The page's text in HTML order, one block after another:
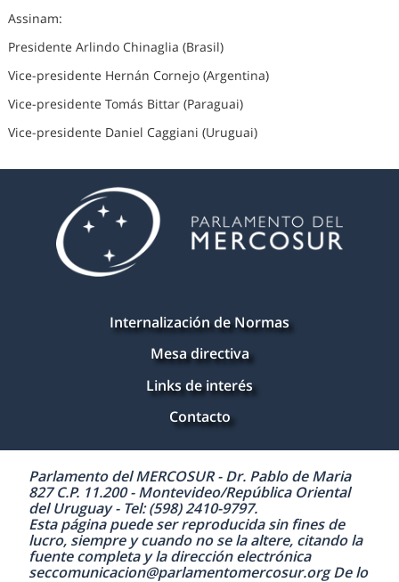
Assinam:
Presidente Arlindo Chinaglia (Brasil)
Vice-presidente Hernán Cornejo (Argentina)
Vice-presidente Tomás Bittar (Paraguai)
Vice-presidente Daniel Caggiani (Uruguai)
Internalización de Normas
Mesa directiva
Links de interés
Contacto
Parlamento del MERCOSUR - Dr. Pablo de Maria
827 C.P. 11.200 - Montevideo/República Oriental
del Uruguay - Tel: (598) 2410-9797.
Esta página puede ser reproducida sin fines de
lucro, siempre y cuando no se la altere, citando la
fuente completa y la dirección electrónica
seccomunicacion@parlamentomercosur.org De lo